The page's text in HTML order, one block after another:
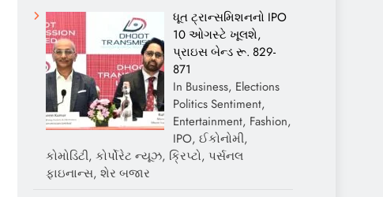
ધૂત ટ્રાન્સમિશનનો IPO
10 ઓગસ્ટે ખૂલશે,
પ્રાઇસ બેન્ડ રૂ. 829-
871
In Business, Elections
Politics Sentiment,
Entertainment, Fashion,
IPO, ઈકોનોમી,
કોમોડિટી, કોર્પોરેટ ન્યૂઝ, ક્રિપ્ટો, પર્સનલ
ફાઇનાન્સ, શેર બજાર